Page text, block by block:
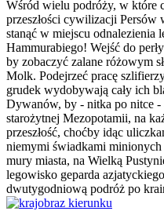
Wśród wielu podróży, w które
przeszłości cywilizacji Persów
stanąć w miejscu odnalezienia
Hammurabiego! Wejść do
by zobaczyć zalane różowym
Molk. Podejrzeć pracę
grudek wydobywają cały ich
Dywanów, by - nitka po nitce
starożytnej Mezopotamii, na
przeszłość, choćby idąc
niemymi świadkami
mury miasta, na Wielką
legowisko geparda
dwutygodniową podróż po